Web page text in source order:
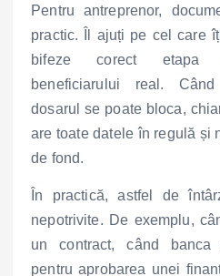
Pentru antreprenor,
practic. Îl ajuți pe cel care
bifeze corect etapa
beneficiarului real.
dosarul se poate bloca,
are toate datele în regulă și
de fond.
În practică, astfel de
nepotrivite. De exemplu,
un contract, când banca
pentru aprobarea unei